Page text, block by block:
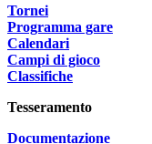
Tornei
Programma gare
Calendari
Campi di gioco
Classifiche
Tesseramento
Documentazione